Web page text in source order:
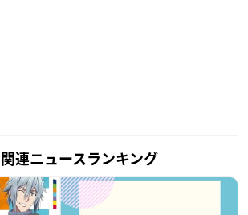
連ニュースランキング